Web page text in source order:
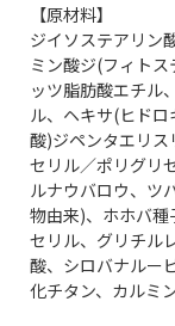
【原材料】
ジイソステアリン
ミン酸ジ(フィト
ッツ脂肪酸エチル
ル、ヘキサ(ヒド
酸)ジペンタエリ
セリル／ポリグリ
ルナウバロウ、ツ
物由来)、ホホバ種
セリル、グリチル
酸、シロバナルー
化チタン、カルミ